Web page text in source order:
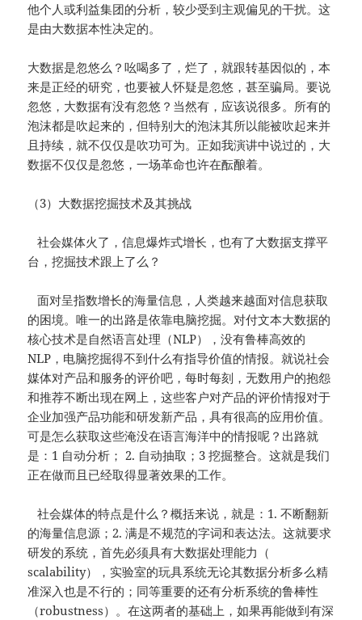
他个人或利益集团的分析，较少受到主观偏见的干扰。这
是由大数据本性决定的。
大数据是忽悠么？吆喝多了，烂了，就跟转基因似的，本
来是正经的研究，也要被人怀疑是忽悠，甚至骗局。要说
忽悠，大数据有没有忽悠？当然有，应该说很多。所有的
泡沫都是吹起来的，但特别大的泡沫其所以能被吹起来并
且持续，就不仅仅是吹功可为。正如我演讲中说过的，大
数据不仅仅是忽悠，一场革命也许在酝酿着。
（3）大数据挖掘技术及其挑战
社会媒体火了，信息爆炸式增长，也有了大数据支撑平
台，挖掘技术跟上了么？
面对呈指数增长的海量信息，人类越来越面对信息获取
的困境。唯一的出路是依靠电脑挖掘。对付文本大数据的
核心技术是自然语言处理（NLP），没有鲁棒高效的
NLP，电脑挖掘得不到什么有指导价值的情报。就说社会
媒体对产品和服务的评价吧，每时每刻，无数用户的抱怨
和推荐不断出现在网上，这些客户对产品的评价情报对于
企业加强产品功能和研发新产品，具有很高的应用价值。
可是怎么获取这些淹没在语言海洋中的情报呢？出路就
是：1 自动分析； 2. 自动抽取；3 挖掘整合。这就是我们
正在做而且已经取得显著效果的工作。
社会媒体的特点是什么？概括来说，就是：1. 不断翻新
的海量信息源；2. 满是不规范的字词和表达法。这就要求
研发的系统，首先必须具有大数据处理能力（
scalability），实验室的玩具系统无论其数据分析多么精
准深入也是不行的；同等重要的还有分析系统的鲁棒性
（robustness）。在这两者的基础上，如果再能做到有深